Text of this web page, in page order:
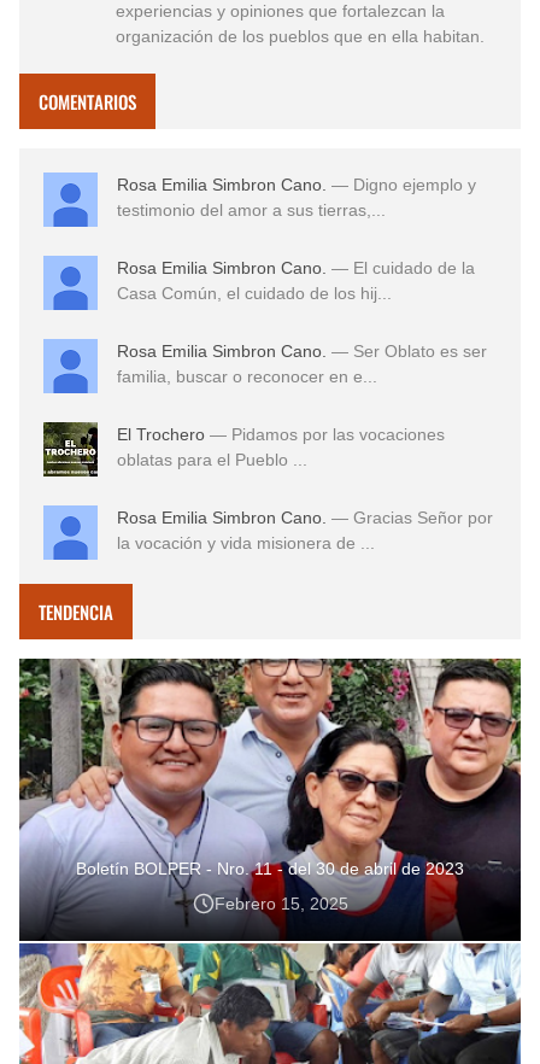
experiencias y opiniones que fortalezcan la
organización de los pueblos que en ella habitan.
COMENTARIOS
Rosa Emilia Simbron Cano. — Digno ejemplo y
testimonio del amor a sus tierras,...
Rosa Emilia Simbron Cano. — El cuidado de la
Casa Común, el cuidado de los hij...
Rosa Emilia Simbron Cano. — Ser Oblato es ser
familia, buscar o reconocer en e...
El Trochero — Pidamos por las vocaciones
oblatas para el Pueblo ...
Rosa Emilia Simbron Cano. — Gracias Señor por
la vocación y vida misionera de ...
TENDENCIA
Boletín BOLPER - Nro. 11 - del 30 de abril de 2023
Febrero 15, 2025